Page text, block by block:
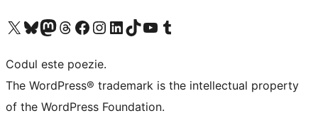
Mergi la contul nostru X (fost Twitter)
Vizitează contul nostru Bluesky
Vizitează contul nostru Mastodon
Vizitează contul nostru Threads
Vizitează pagina noastră Facebook
Vizitează-ne pe Instagram
Vizitează-ne pe LinkedIn
Vizitează contul nostru TikTok
Vizitează canalul nostru YouTube
Vizitează contul nostru Tumblr
Codul este poezie.
The WordPress® trademark is the intellectual property
of the WordPress Foundation.